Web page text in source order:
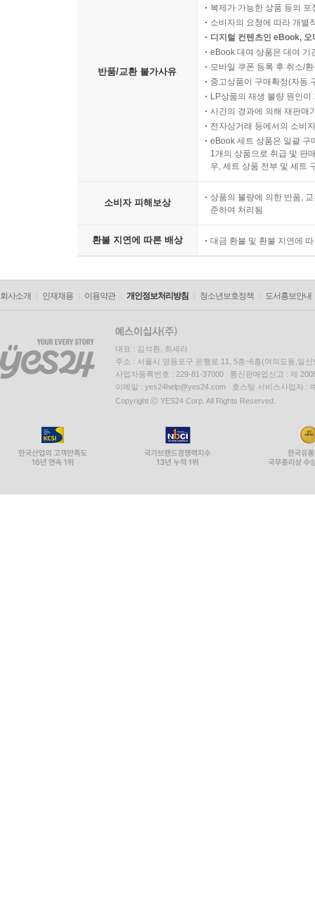
반품/교환 불가사유
복제가 가능한 상품 등의
소비자의 요청에 따라 개별
디지털 컨텐츠인 eBook,
eBook 대여 상품은 대여 기
모바일 쿠폰 등록 후 취소/
중고상품이 구매확정(자동
LP상품의 재생 불량 원인
시간의 경과에 의해 재판매
전자상거래 등에서의 소비
eBook 세트 상품은 일괄 구
1개의 상품으로 취급 및 판
우, 세트 상품 전부 및 세트
소비자 피해보상
상품의 불량에 의한 반품,
준하여 처리됨
환불 지연에 따른 배상 대금 환불 및 환불 지연에
회사소개 인재채용 이용약관 개인정보처리방침 청소년보호정책 도서홍보안내
대표 : 김석환, 최세라
주소 : 서울시 영등포구 은행로 11, 5층~6층(여의도동,일신
사업자등록번호 : 229-81-37000 통신판매업신고 : 제
이메일 : yes24help@yes24.com 호스팅 서비스사업자 :
Copyright ⓒ YES24 Corp. All Rights Reserved.